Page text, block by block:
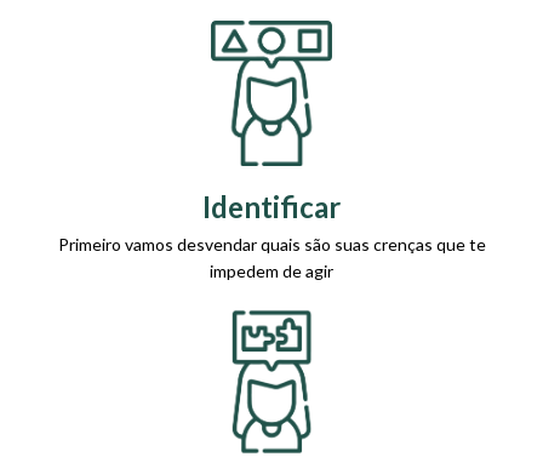
Identificar
Primeiro vamos desvendar quais são suas crenças que te
impedem de agir